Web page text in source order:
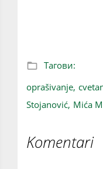
Тагови:
oprašivanje,
Stojanović, Mića
Komentari